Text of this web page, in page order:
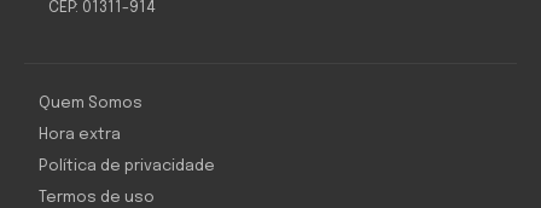
CEP: 01311-914
Quem Somos
Hora extra
Política de privacidade
Termos de uso